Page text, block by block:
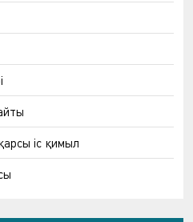
іс қимыл